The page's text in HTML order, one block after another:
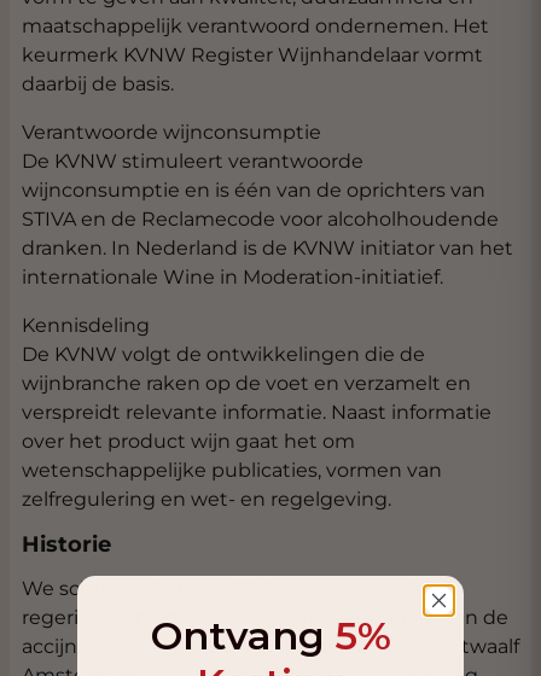
maatschappelijk verantwoord ondernemen. Het
keurmerk KVNW Register Wijnhandelaar vormt
daarbij de basis.
Verantwoorde wijnconsumptie
De KVNW stimuleert verantwoorde
wijnconsumptie en is één van de oprichters van
STIVA en de Reclamecode voor alcoholhoudende
dranken. In Nederland is de KVNW initiator van het
internationale Wine in Moderation-initiatief.
Kennisdeling
De KVNW volgt de ontwikkelingen die de
wijnbranche raken op de voet en verzamelt en
verspreidt relevante informatie. Naast informatie
over het product wijn gaat het om
wetenschappelijke publicaties, vormen van
zelfregulering en wet- en regelgeving.
Historie
We schrijven het jaar 1899, de Nederlandse
regering kondigt een drastische verhoging van de
accijns op wijn aan. Als reactie daarop richten twaalf
Ontvang 5%